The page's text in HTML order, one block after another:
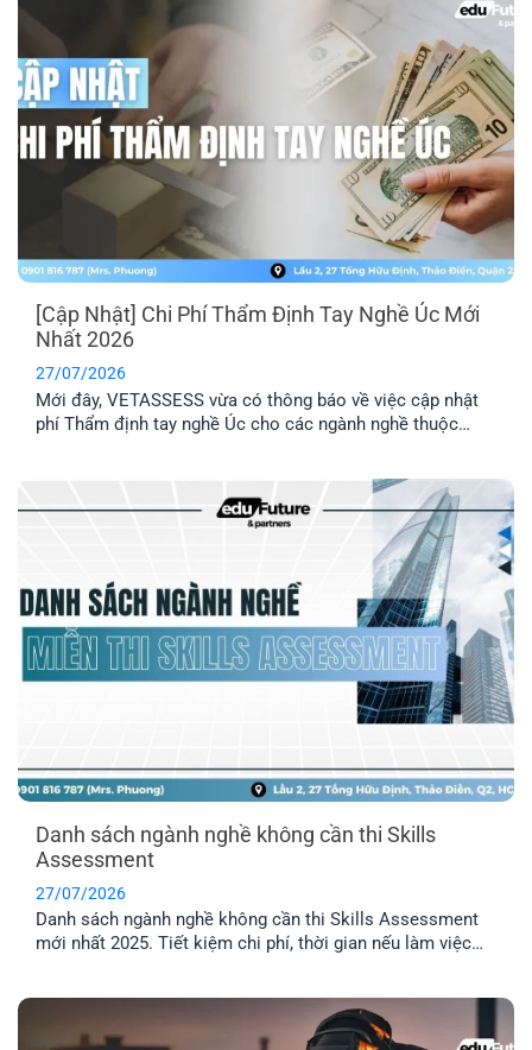
[Cập Nhật] Chi Phí Thẩm Định Tay Nghề Úc Mới
Nhất 2026
27/07/2026
Mới đây, VETASSESS vừa có thông báo về việc cập nhật
phí Thẩm định tay nghề Úc cho các ngành nghề thuộc
Danh sách ngành nghề không cần thi Skills
Assessment
27/07/2026
Danh sách ngành nghề không cần thi Skills Assessment
mới nhất 2025. Tiết kiệm chi phí, thời gian nếu làm việc